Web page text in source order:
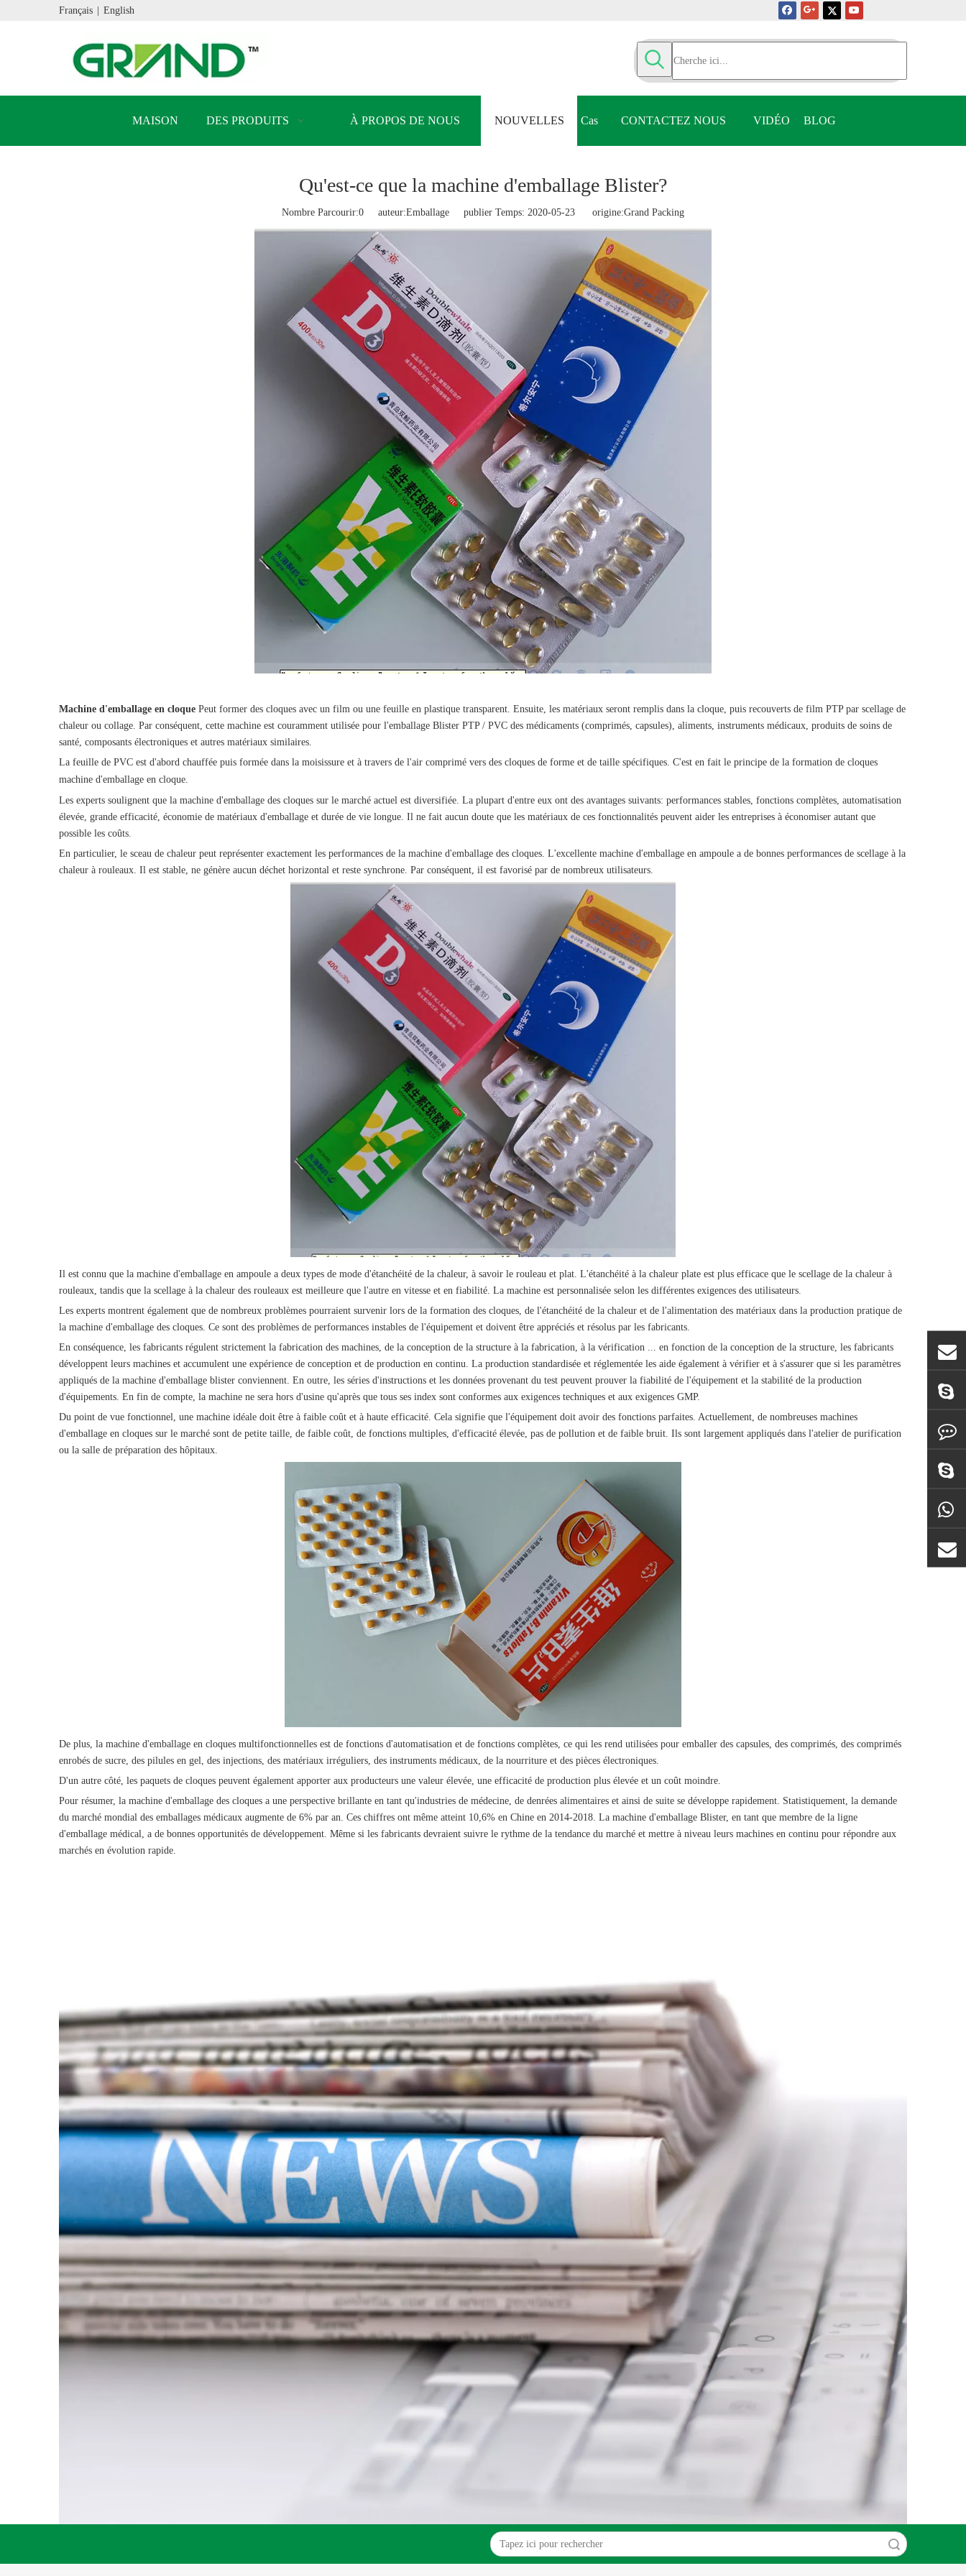
Français English
MAISON DES PRODUITS À PROPOS DE NOUS NOUVELLES Cas CONTACTEZ NOUS VIDÉO BLOG
Qu'est-ce que la machine d'emballage Blister?
Nombre Parcourir:0 auteur:Emballage publier Temps: 2020-05-23 origine:Grand Packing
Machine d'emballage en cloque Peut former des cloques avec un film ou une feuille en plastique transparent. Ensuite, les matériaux seront remplis dans la cloque, puis recouverts de film PTP par scellage de
chaleur ou collage. Par conséquent, cette machine est couramment utilisée pour l'emballage Blister PTP / PVC des médicaments (comprimés, capsules), aliments, instruments médicaux, produits de soins de
santé, composants électroniques et autres matériaux similaires.
La feuille de PVC est d'abord chauffée puis formée dans la moisissure et à travers de l'air comprimé vers des cloques de forme et de taille spécifiques. C'est en fait le principe de la formation de cloques
machine d'emballage en cloque.
Les experts soulignent que la machine d'emballage des cloques sur le marché actuel est diversifiée. La plupart d'entre eux ont des avantages suivants: performances stables, fonctions complètes, automatisation
élevée, grande efficacité, économie de matériaux d'emballage et durée de vie longue. Il ne fait aucun doute que les matériaux de ces fonctionnalités peuvent aider les entreprises à économiser autant que
possible les coûts.
En particulier, le sceau de chaleur peut représenter exactement les performances de la machine d'emballage des cloques. L'excellente machine d'emballage en ampoule a de bonnes performances de scellage à la
chaleur à rouleaux. Il est stable, ne génère aucun déchet horizontal et reste synchrone. Par conséquent, il est favorisé par de nombreux utilisateurs.
Il est connu que la machine d'emballage en ampoule a deux types de mode d'étanchéité de la chaleur, à savoir le rouleau et plat. L'étanchéité à la chaleur plate est plus efficace que le scellage de la chaleur à
rouleaux, tandis que la scellage à la chaleur des rouleaux est meilleure que l'autre en vitesse et en fiabilité. La machine est personnalisée selon les différentes exigences des utilisateurs.
Les experts montrent également que de nombreux problèmes pourraient survenir lors de la formation des cloques, de l'étanchéité de la chaleur et de l'alimentation des matériaux dans la production pratique de
la machine d'emballage des cloques. Ce sont des problèmes de performances instables de l'équipement et doivent être appréciés et résolus par les fabricants.
En conséquence, les fabricants régulent strictement la fabrication des machines, de la conception de la structure à la fabrication, à la vérification ... en fonction de la conception de la structure, les fabricants
développent leurs machines et accumulent une expérience de conception et de production en continu. La production standardisée et réglementée les aide également à vérifier et à s'assurer que si les paramètres
appliqués de la machine d'emballage blister conviennent. En outre, les séries d'instructions et les données provenant du test peuvent prouver la fiabilité de l'équipement et la stabilité de la production
d'équipements. En fin de compte, la machine ne sera hors d'usine qu'après que tous ses index sont conformes aux exigences techniques et aux exigences GMP.
Du point de vue fonctionnel, une machine idéale doit être à faible coût et à haute efficacité. Cela signifie que l'équipement doit avoir des fonctions parfaites. Actuellement, de nombreuses machines
d'emballage en cloques sur le marché sont de petite taille, de faible coût, de fonctions multiples, d'efficacité élevée, pas de pollution et de faible bruit. Ils sont largement appliqués dans l'atelier de purification
ou la salle de préparation des hôpitaux.
De plus, la machine d'emballage en cloques multifonctionnelles est de fonctions d'automatisation et de fonctions complètes, ce qui les rend utilisées pour emballer des capsules, des comprimés, des comprimés
enrobés de sucre, des pilules en gel, des injections, des matériaux irréguliers, des instruments médicaux, de la nourriture et des pièces électroniques.
D'un autre côté, les paquets de cloques peuvent également apporter aux producteurs une valeur élevée, une efficacité de production plus élevée et un coût moindre.
Pour résumer, la machine d'emballage des cloques a une perspective brillante en tant qu'industries de médecine, de denrées alimentaires et ainsi de suite se développe rapidement. Statistiquement, la demande
du marché mondial des emballages médicaux augmente de 6% par an. Ces chiffres ont même atteint 10,6% en Chine en 2014-2018. La machine d'emballage Blister, en tant que membre de la ligne
d'emballage médical, a de bonnes opportunités de développement. Même si les fabricants devraient suivre le rythme de la tendance du marché et mettre à niveau leurs machines en continu pour répondre aux
marchés en évolution rapide.